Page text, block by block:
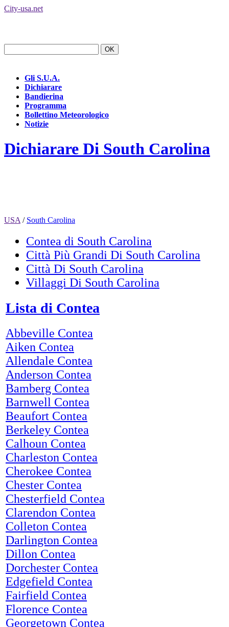
City-usa.net
Gli S.U.A.
Dichiarare
Bandierina
Programma
Bollettino Meteorologico
Notizie
Dichiarare Di South Carolina
USA / South Carolina
Contea di South Carolina
Città Più Grandi Di South Carolina
Città Di South Carolina
Villaggi Di South Carolina
Lista di Contea
Abbeville Contea
Aiken Contea
Allendale Contea
Anderson Contea
Bamberg Contea
Barnwell Contea
Beaufort Contea
Berkeley Contea
Calhoun Contea
Charleston Contea
Cherokee Contea
Chester Contea
Chesterfield Contea
Clarendon Contea
Colleton Contea
Darlington Contea
Dillon Contea
Dorchester Contea
Edgefield Contea
Fairfield Contea
Florence Contea
Georgetown Contea